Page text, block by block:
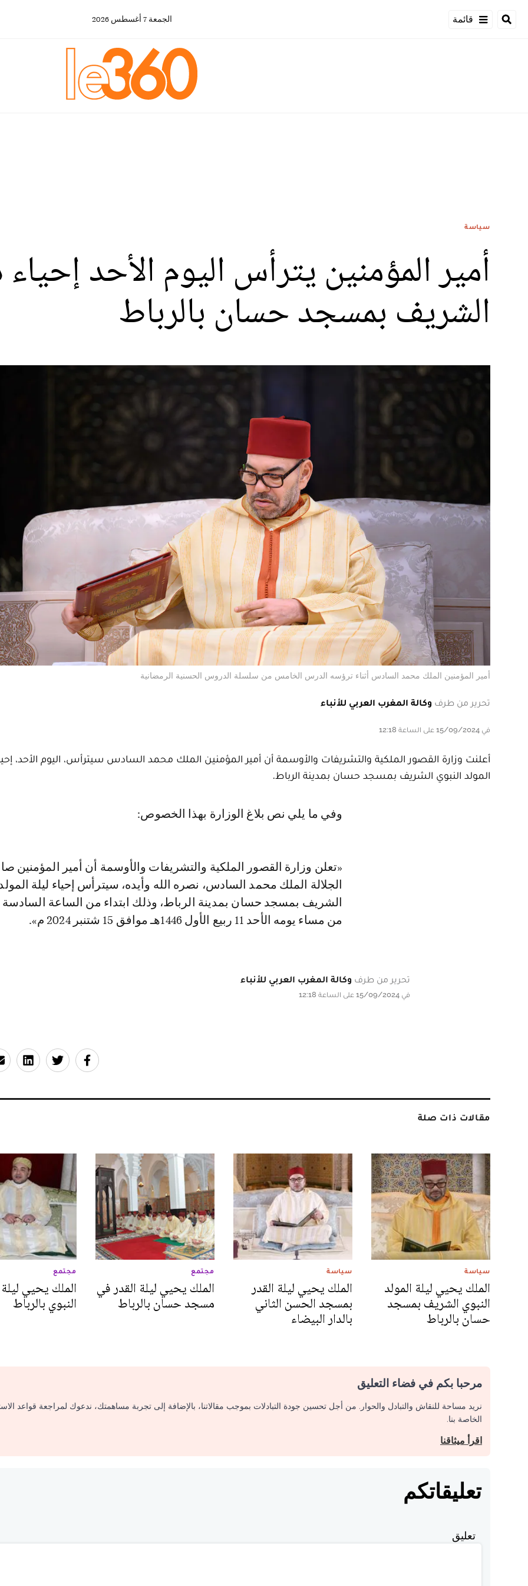
قائمة الجمعة 7 أغسطس 2026
سياسة
أمير المؤمنين يترأس اليوم الأحد إحياء
الشريف بمسجد حسان بالرباط
أمير المؤمنين الملك محمد السادس أثناء ترؤسه الدرس الخامس من سلسلة الدروس الحسنية الرمضانية
تحرير من طرف وكالة المغرب العربي للأنباء
في 15/09/2024 على الساعة 12:18
أعلنت وزارة القصور الملكية والتشريفات والأوسمة أن أمير المؤمنين الملك محمد السادس سيترأس، اليوم الأحد،
المولد النبوي الشريف بمسجد حسان بمدينة الرباط.
وفي ما يلي نص بلاغ الوزارة بهذا الخصوص:
«تعلن وزارة القصور الملكية والتشريفات والأوسمة أن أمير المؤمنين
الجلالة الملك محمد السادس، نصره الله وأيده، سيترأس إحياء ليلة
الشريف بمسجد حسان بمدينة الرباط، وذلك ابتداء من الساعة
من مساء يومه الأحد 11 ربيع الأول 1446هـ موافق 15 شتنبر 2024 م».
تحرير من طرف وكالة المغرب العربي للأنباء
في 15/09/2024 على الساعة 12:18
مقالات ذات صلة
سياسة
الملك يحيي ليلة المولد
النبوي الشريف بمسجد
حسان بالرباط
سياسة
الملك يحيي ليلة القدر
بمسجد الحسن الثاني
بالدار البيضاء
مجتمع
الملك يحيي ليلة القدر في
مسجد حسان بالرباط
مجتمع
الملك يحيي ليلة
النبوي بالرباط
مرحبا بكم في فضاء التعليق
نريد مساحة للنقاش والتبادل والحوار. من أجل تحسين جودة التبادلات بموجب مقالاتنا، بالإضافة إلى تجربة مساهمتك، ندعوك لمراجعة قواعد
الخاصة بنا.
اقرأ ميثاقنا
تعليقاتكم
تعليق